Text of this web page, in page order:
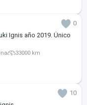
0
Ignis año 2019. Único
33000 km
10